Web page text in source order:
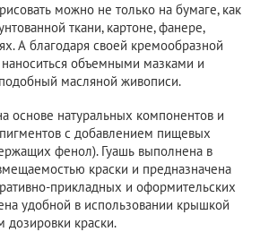
можно не только на бумаге, как
ткани, картоне, фанере,
А благодаря своей кремообразной
объемными мазками и
масляной живописи.
основе натуральных компонентов и
с добавлением пищевых
фенол). Гуашь выполнена в
краски и предназначена
прикладных и оформительских
удобной в использовании крышкой
краски.